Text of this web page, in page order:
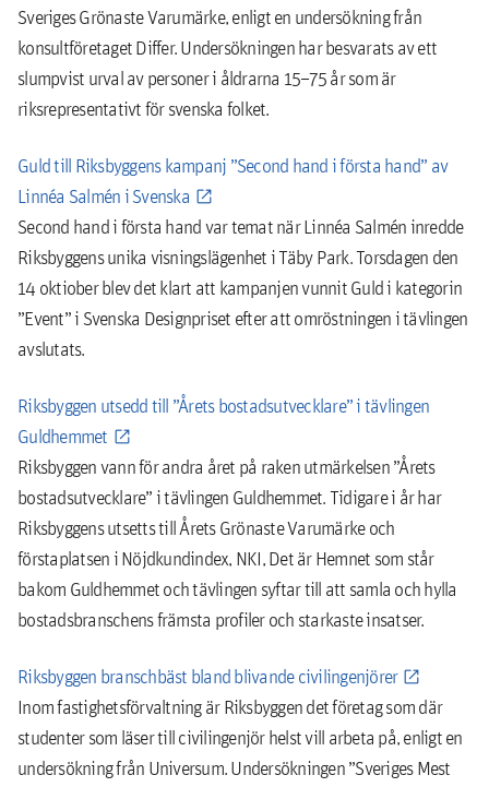
Sveriges Grönaste Varumärke, enligt en undersökning från
konsultföretaget Differ. Undersökningen har besvarats av ett
slumpvist urval av personer i åldrarna 15–75 år som är
riksrepresentativt för svenska folket.
Guld till Riksbyggens kampanj ”Second hand i första hand” av
Linnéa Salmén i Svenska
Second hand i första hand var temat när Linnéa Salmén inredde
Riksbyggens unika visningslägenhet i Täby Park. Torsdagen den
14 oktiober blev det klart att kampanjen vunnit Guld i kategorin
”Event” i Svenska Designpriset efter att omröstningen i tävlingen
avslutats.
Riksbyggen utsedd till ”Årets bostadsutvecklare” i tävlingen
Guldhemmet
Riksbyggen vann för andra året på raken utmärkelsen ”Årets
bostadsutvecklare” i tävlingen Guldhemmet. Tidigare i år har
Riksbyggens utsetts till Årets Grönaste Varumärke och
förstaplatsen i Nöjdkundindex, NKI, Det är Hemnet som står
bakom Guldhemmet och tävlingen syftar till att samla och hylla
bostadsbranschens främsta profiler och starkaste insatser.
Riksbyggen branschbäst bland blivande civilingenjörer
Inom fastighetsförvaltning är Riksbyggen det företag som där
studenter som läser till civilingenjör helst vill arbeta på, enligt en
undersökning från Universum. Undersökningen ”Sveriges Mest